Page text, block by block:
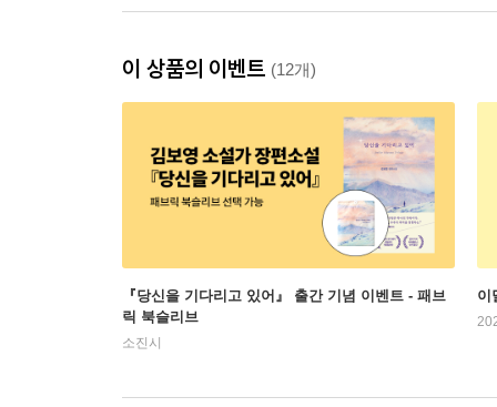
이 상품의 이벤트 (12개)
『당신을 기다리고 있어』 출간 기념 이벤트 - 패브
릭 북슬리브
소진시
이